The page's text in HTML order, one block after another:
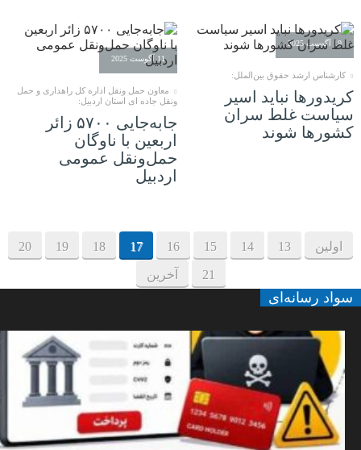
19 آگوست 2025
کارشناس ارشد حقوق بین‌الملل:
کریدورها نباید اسیر
سیاست غلط سران
کشورها شوند
11 آگوست 2025
معاون حمل ونقل اداره کل راهداری و حمل
ونقل جاده ای استان اردبیل:
جابه‌جایی ۵۷۰۰ زائر
اربعین با ناوگان
حمل‌ونقل عمومی
اردبیل
اولین 13
14
15
16
17
18
19
20
21 آخرین
سواد رسانه‌ای